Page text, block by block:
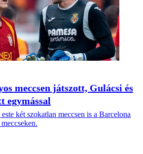
meccsen játszott, Gulácsi és
egymással
két szokatlan meccsen is a Barcelona